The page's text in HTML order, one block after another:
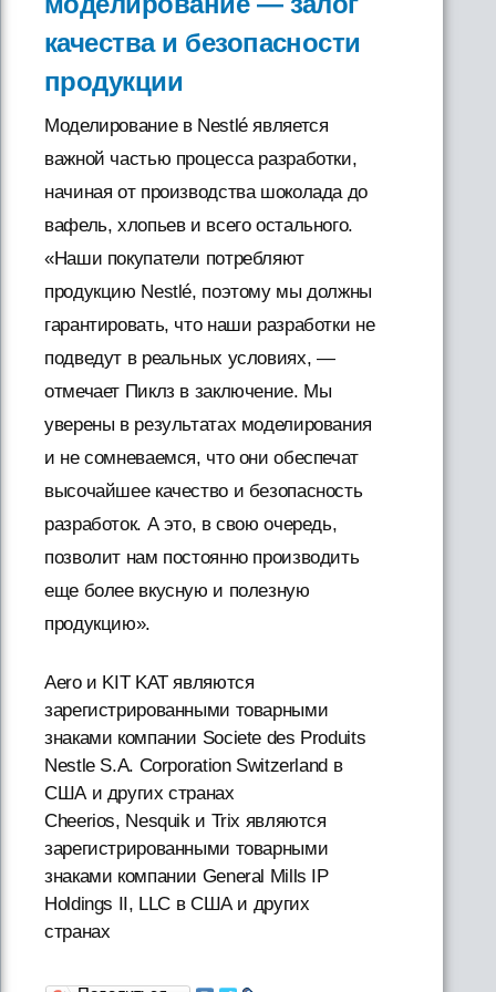
качества и безопасности
продукции
Моделирование в Nestlé является
важной частью процесса разработки,
начиная от производства шоколада до
вафель, хлопьев и всего остального.
«Наши покупатели потребляют
продукцию Nestlé, поэтому мы должны
гарантировать, что наши разработки не
подведут в реальных условиях, —
отмечает Пиклз в заключение. Мы
уверены в результатах моделирования
и не сомневаемся, что они обеспечат
высочайшее качество и безопасность
разработок. А это, в свою очередь,
позволит нам постоянно производить
еще более вкусную и полезную
продукцию».
Aero и KIT KAT являются
зарегистрированными товарными
знаками компании Societe des Produits
Nestle S.A. Corporation Switzerland в
США и других странах
Cheerios, Nesquik и Trix являются
зарегистрированными товарными
знаками компании General Mills IP
Holdings II, LLC в США и других
странах